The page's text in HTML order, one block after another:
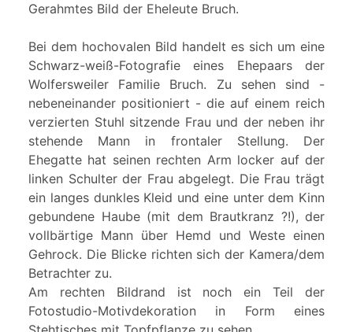
Gerahmtes Bild der Eheleute Bruch.
Bei dem hochovalen Bild handelt es sich um eine
Schwarz-weiß-Fotografie eines Ehepaars der
Wolfersweiler Familie Bruch. Zu sehen sind -
nebeneinander positioniert - die auf einem reich
verzierten Stuhl sitzende Frau und der neben ihr
stehende Mann in frontaler Stellung. Der
Ehegatte hat seinen rechten Arm locker auf der
linken Schulter der Frau abgelegt. Die Frau trägt
ein langes dunkles Kleid und eine unter dem Kinn
gebundene Haube (mit dem Brautkranz ?!), der
vollbärtige Mann über Hemd und Weste einen
Gehrock. Die Blicke richten sich der Kamera/dem
Betrachter zu.
Am rechten Bildrand ist noch ein Teil der
Fotostudio-Motivdekoration in Form eines